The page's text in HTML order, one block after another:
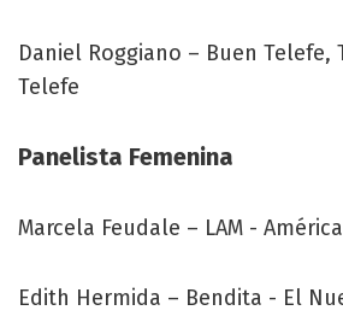
Daniel Roggiano – Buen Telefe,
Telefe
Panelista Femenina
Marcela Feudale – LAM - América
Edith Hermida – Bendita - El